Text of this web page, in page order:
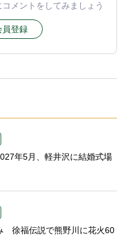
メントをしてみましょう
員登録
年5月、軽井沢に結婚式場
徐福伝説で熊野川に花火60